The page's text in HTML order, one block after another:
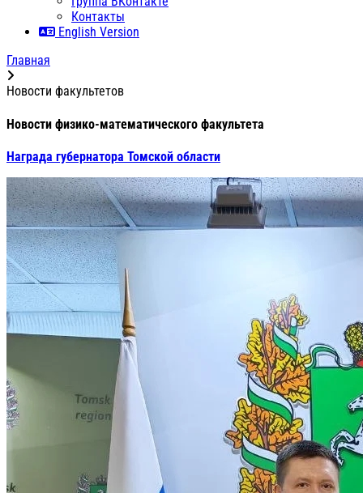
Контакты
English Version
Главная
Новости факультетов
Новости физико-математического факультета
Награда губернатора Томской области